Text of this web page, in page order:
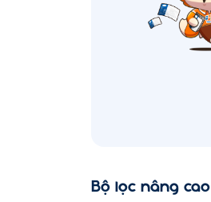
Bộ lọc nâng cao